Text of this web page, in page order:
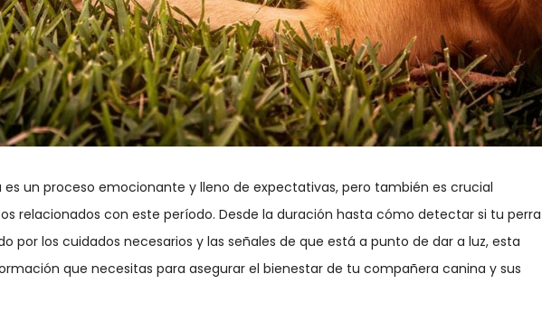
es un proceso emocionante y lleno de expectativas, pero también es crucial
relacionados con este período. Desde la duración hasta cómo detectar si tu perra
por los cuidados necesarios y las señales de que está a punto de dar a luz, esta
que necesitas para asegurar el bienestar de tu compañera canina y sus